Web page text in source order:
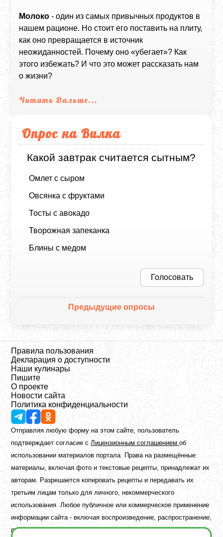
Молоко - один из самых привычных продуктов в
нашем рационе. Но стоит его поставить на плиту,
как оно превращается в источник
неожиданностей. Почему оно «убегает»? Как
этого избежать? И что это может рассказать нам
о жизни?
Читать Дальше...
Опрос на Вилка
Какой завтрак считается сытным?
Омлет с сыром
Овсянка с фруктами
Тосты с авокадо
Творожная запеканка
Блины с медом
Голосовать
Предыдущие опросы
Правила пользования
Декларация о доступности
Наши кулинары
Пишите
О проекте
Новости сайта
Политика конфиденциальности
Отправляя любую форму на этом сайте, пользователь
подтверждает согласие сЛицензионным соглашениемоб
использовании материалов портала. Права на размещённые
материалы, включая фото и текстовые рецепты, принадлежат их
авторам. Разрешается копировать рецепты и передавать их
третьим лицам только для личного, некоммерческого
использования. Любое публичное или коммерческое применение
информации сайта - включая воспроизведение, распространение,
публикацию или обработку - возможно лишь при наличии